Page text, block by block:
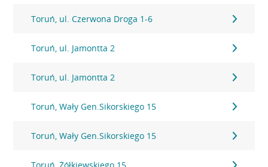
Toruń, ul. Czerwona Droga 1-6
Toruń, ul. Jamontta 2
Toruń, ul. Jamontta 2
Toruń, Wały Gen.Sikorskiego 15
Toruń, Wały Gen.Sikorskiego 15